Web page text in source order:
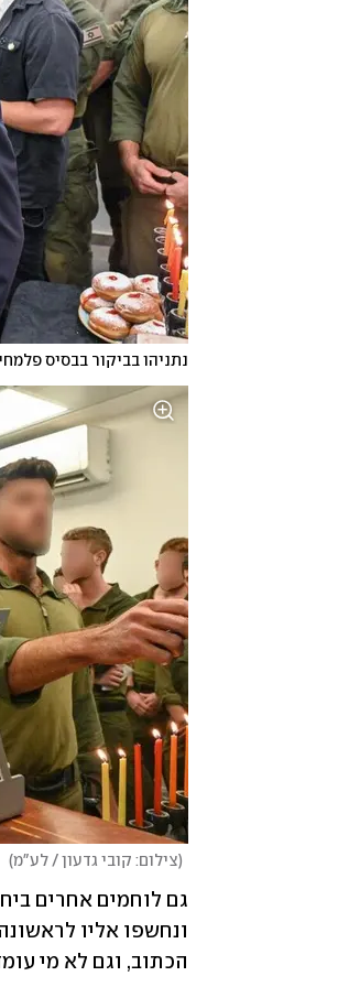
נתניהו בביקור בבסיס
(צילום: קובי גדעון / לע"מ)
הכתוב, וגם לא מי